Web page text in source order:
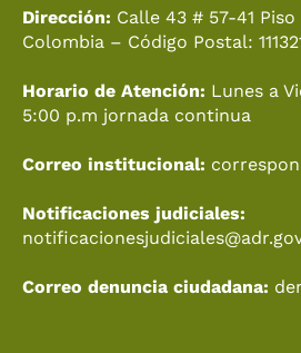
o
o
k
g
r
m
b
e
Dirección: Calle 43 # 57-41 Piso
Colombia – Código Postal:
Horario de Atención: Lunes a
5:00 p.m jornada continua
Correo institucional:
Notificaciones judiciales:
Correo denuncia ciudadana: